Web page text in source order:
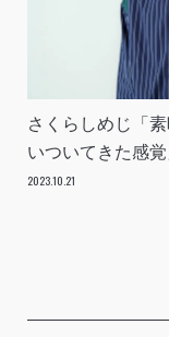
さくらしめじ「
いついてきた感覚
2023.10.21